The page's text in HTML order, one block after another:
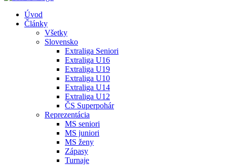
Úvod
Články
Všetky
Slovensko
Extraliga Seniori
Extraliga U16
Extraliga U19
Extraliga U10
Extraliga U14
Extraliga U12
ČS Superpohár
Reprezentácia
MS seniori
MS juniori
MS ženy
Zápasy
Turnaje